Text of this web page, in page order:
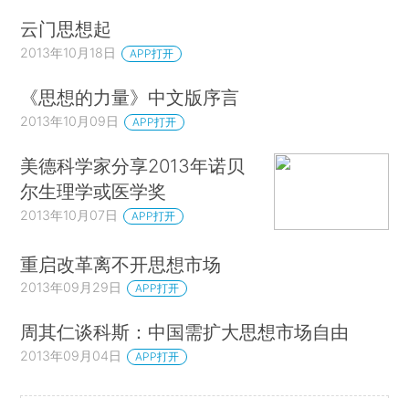
云门思想起
2013年10月18日 APP打开
《思想的力量》中文版序言
2013年10月09日 APP打开
美德科学家分享2013年诺贝
尔生理学或医学奖
2013年10月07日 APP打开
重启改革离不开思想市场
2013年09月29日 APP打开
周其仁谈科斯：中国需扩大思想市场自由
2013年09月04日 APP打开